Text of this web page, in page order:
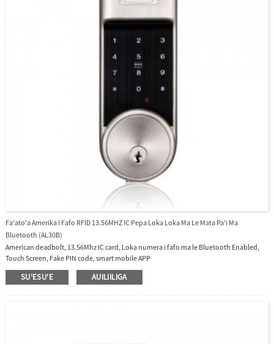
Fa'ato'a Amerika I Fafo RFID 13.56MHZ IC Pepa Loka Loka Ma Le Mata Pa'i Ma
Bluetooth (AL30B)
American deadbolt, 13.56Mhz IC card, Loka numera i fafo ma le Bluetooth Enabled,
Touch Screen, Fake PIN code, smart mobile APP
SU'ESU'E AUILIILIGA